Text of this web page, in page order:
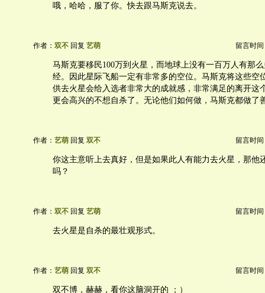
哦，哈哈，服了你。快去跟马斯克说去。
作者： 双不 回复 艺萌 留言时间
马斯克要移民100万到火星，而地球上没有一百万人有那
经。因此星际飞船一定有非常多的空位。马斯克将这些空
供去火星会给入选者非常大的成就感，非常满足的离开这
更会高兴的不想自杀了。无论他们如何做，马斯克都做了
作者： 艺萌 回复 双不 留言时间
你这主意听上去真好，但是如果此人有能力去火星，那他
吗？
作者： 双不 回复 艺萌 留言时间
去火星是自杀的最壮观形式。
作者： 艺萌 回复 双不 留言时间
双不博，赫赫，看你这脑洞开的 ；）